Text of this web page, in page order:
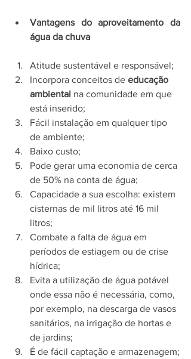
Vantagens do aproveitamento da
água da chuva
Atitude sustentável e responsável;
Incorpora conceitos de educação
ambiental na comunidade em que
está inserido;
Fácil instalação em qualquer tipo
de ambiente;
Baixo custo;
Pode gerar uma economia de cerca
de 50% na conta de água;
Capacidade a sua escolha: existem
cisternas de mil litros até 16 mil
litros;
Combate a falta de água em
períodos de estiagem ou de crise
hídrica;
Evita a utilização de água potável
onde essa não é necessária, como,
por exemplo, na descarga de vasos
sanitários, na irrigação de hortas e
de jardins;
É de fácil captação e armazenagem;